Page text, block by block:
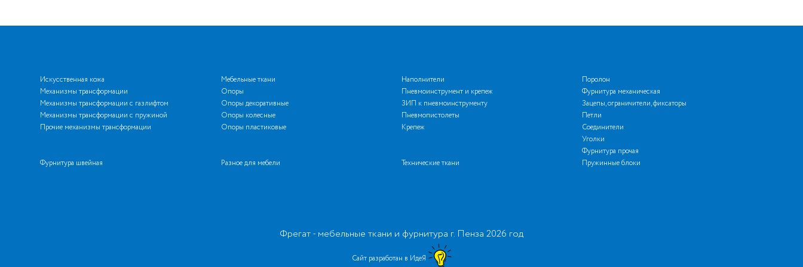
Искусственная кожа Мебельные ткани Наполнители
Поролон
Механизмы трансформации
Механизмы трансформации с газлифтом
Механизмы трансформации с пружиной
Прочие механизмы трансформации
Опоры
Опоры декоративные
Опоры колесные
Опоры пластиковые
Пневмоинструмент и крепеж
ЗИП к пневмоинструменту
Пневмопистолеты
Крепеж
Фурнитура механическая
Зацепы, ограничители, фиксаторы
Петли
Соединители
Уголки
Фурнитура прочая
Фурнитура швейная
Разное для мебели Технические ткани Пружинные блоки
Фрегат - мебельные ткани и фурнитура г. Пенза 2026 год
Сайт разработан в ИдеЯ